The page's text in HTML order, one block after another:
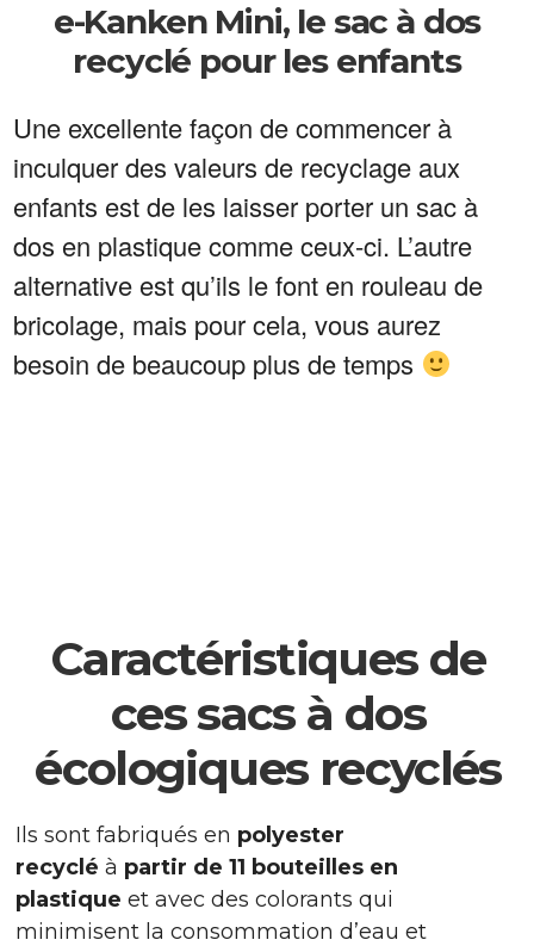
e-Kanken Mini, le sac à dos
recyclé pour les enfants
Une excellente façon de commencer à
inculquer des valeurs de recyclage aux
enfants est de les laisser porter un sac à
dos en plastique comme ceux-ci. L’autre
alternative est qu’ils le font en rouleau de
bricolage, mais pour cela, vous aurez
besoin de beaucoup plus de temps
Caractéristiques de
ces sacs à dos
écologiques recyclés
Ils sont fabriqués en polyester
recyclé à partir de 11 bouteilles en
plastique et avec des colorants qui
minimisent la consommation d’eau et